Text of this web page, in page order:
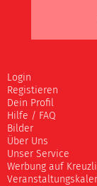
Login
Registieren
Dein Profil
Hilfe / FAQ
Bilder
Über Uns
Unser Service
Werbung auf